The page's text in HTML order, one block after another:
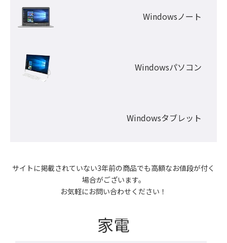
Windowsノート
Windowsパソコン
Windowsタブレット
サイトに掲載されていない3年前の商品でも高額なお値段が付く
場合がございます。
お気軽にお問い合わせください！
家電